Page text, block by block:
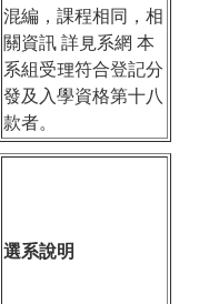
混編，課程相同，相
關資訊 詳見系網 本
系組受理符合登記分
發及入學資格第十八
款者。
選系說明